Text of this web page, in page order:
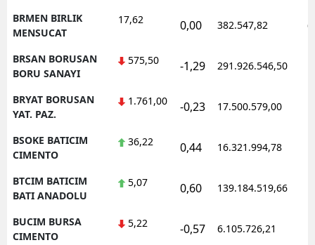
BRMEN BIRLIK
MENSUCAT
17,62 0,00 382.547,82
BRSAN BORUSAN
BORU SANAYI
575,50 -1,29 291.926.546,50
BRYAT BORUSAN
YAT. PAZ.
1.761,00 -0,23 17.500.579,00
BSOKE BATICIM
CIMENTO
36,22 0,44 16.321.994,78
BTCIM BATICIM
BATI ANADOLU
5,07 0,60 139.184.519,66
BUCIM BURSA
CIMENTO
5,22 -0,57 6.105.726,21